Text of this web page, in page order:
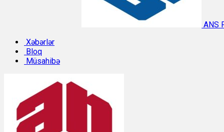
Temperatur: 29.2°C. Rütubət: 48%.
Sabah:
ANS
Xəbərlər
Bloq
Müsahibə